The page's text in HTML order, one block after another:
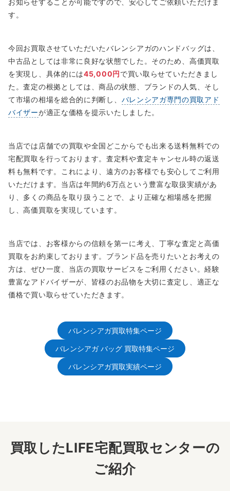
お知らせすることが可能ですので、安心してご依頼いただけま
す。
今回お買取させていただいたバレンシアガのハンドバッグは、
中古品としては非常に良好な状態でした。そのため、高価買取
を実現し、具体的には45,000円で買い取らせていただきまし
た。査定の根拠としては、商品の状態、ブランドの人気、そし
て市場の相場を総合的に判断し、 バレンシアガ専門の買取アド
バイザーが適正な価格を提示いたしました。
当店では店舗での買取や全国どこからでも出来る送料無料での
宅配買取を行っております。査定料や査定キャンセル時の返送
料も無料です。これにより、遠方のお客様でも安心してご利用
いただけます。当店は年間約6万点という豊富な取扱実績があ
り、多くの商品を取り扱うことで、より正確な相場感を把握
し、高価買取を実現しています。
当店では、お客様からの信頼を第一に考え、丁寧な査定と高価
買取をお約束しております。ブランド品を売りたいとお考えの
方は、ぜひ一度、当店の買取サービスをご利用ください。経験
豊富なアドバイザーが、皆様のお品物を大切に査定し、適正な
価格で買い取らせていただきます。
バレンシアガ買取特集ページ
バレンシアガ バッグ 買取特集ページ
バレンシアガ買取実績ページ
買取したLIFE宅配買取センターの
ご紹介